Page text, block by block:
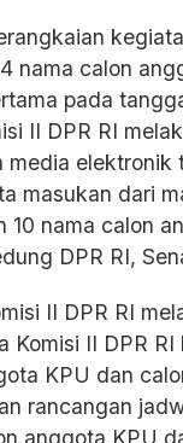
nama calon
pada
II DPR RI
elektronik
masukan dari
nama calon
DPR RI,
II DPR RI
Komisi II DPR
KPU dan
rancangan
anggota KPU